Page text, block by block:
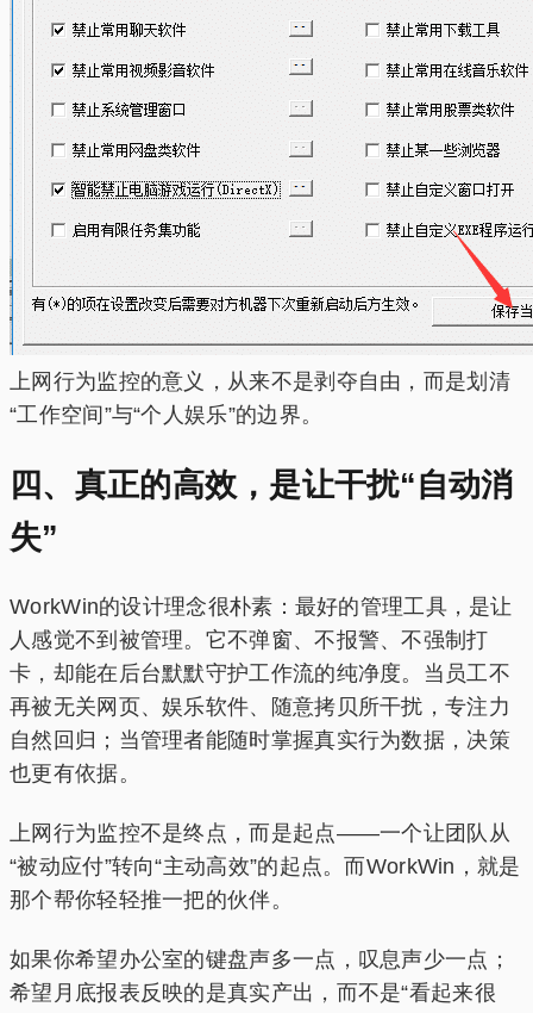
上网行为监控的意义，从来不是剥夺自由，而是划清
“工作空间”与“个人娱乐”的边界。
四、真正的高效，是让干扰“自动消
失”
WorkWin的设计理念很朴素：最好的管理工具，是让
人感觉不到被管理。它不弹窗、不报警、不强制打
卡，却能在后台默默守护工作流的纯净度。当员工不
再被无关网页、娱乐软件、随意拷贝所干扰，专注力
自然回归；当管理者能随时掌握真实行为数据，决策
也更有依据。
上网行为监控不是终点，而是起点——一个让团队从
“被动应付”转向“主动高效”的起点。而WorkWin，就是
那个帮你轻轻推一把的伙伴。
如果你希望办公室的键盘声多一点，叹息声少一点；
希望月底报表反映的是真实产出，而不是“看起来很